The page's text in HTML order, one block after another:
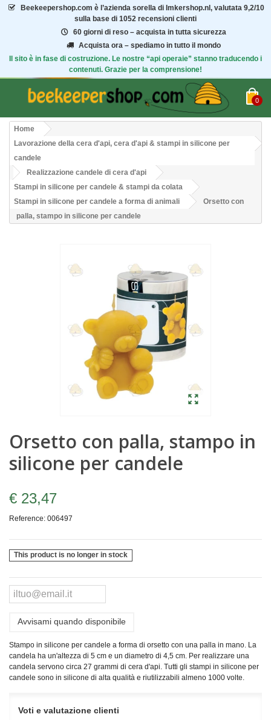
Beekeepershop.com è l’azienda sorella di Imkershop.nl, valutata 9,2/10
sulla base di 1052 recensioni clienti
60 giorni di reso – acquista in tutta sicurezza
Acquista ora – spediamo in tutto il mondo
Il sito è in fase di costruzione. Le nostre “api operaie” stanno traducendo i
contenuti. Grazie per la comprensione!
0
Home
Lavorazione della cera d'api, cera d'api & stampi in silicone per
candele
Realizzazione candele di cera d'api
Stampi in silicone per candele & stampi da colata
Stampi in silicone per candele a forma di animali
Orsetto con
palla, stampo in silicone per candele
Orsetto con palla, stampo in
silicone per candele
€ 23,47
Reference: 006497
This product is no longer in stock
Avvisami quando disponibile
Stampo in silicone per candele a forma di orsetto con una palla in mano. La
candela ha un'altezza di 5 cm e un diametro di 4,5 cm. Per realizzare una
candela servono circa 27 grammi di cera d'api. Tutti gli stampi in silicone per
candele sono in silicone di alta qualità e riutilizzabili almeno 1000 volte.
Voti e valutazione clienti